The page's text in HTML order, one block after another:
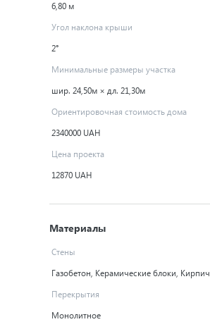
6,80 м
Угол наклона крыши
2°
Минимальные размеры участка
шир. 24,50м × дл. 21,30м
Ориентировочная стоимость дома
2340000 UAH
Цена проекта
12870 UAH
Материалы
Стены
Газобетон, Керамические блоки, Кирпич
Перекрытия
Монолитное